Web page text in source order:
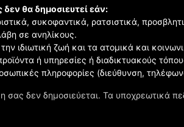
σας δεν δημοσιεύεται. Τα υποχρεωτικά
θα δημοσιευτεί εάν:
συκοφαντικά, ρατσιστικά,
σε ανηλίκους.
ιδιωτική ζωή και τα ατομικά και
ή υπηρεσίες ή διαδικτυακούς
πληροφορίες (διεύθυνση,